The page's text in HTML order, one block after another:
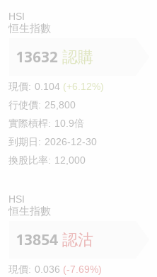
HSI
恒生指數
13632 認購
現價: 0.104 (+6.12%)
行使價: 25,800
實際槓桿: 10.9倍
到期日: 2026-12-30
換股比率: 12,000
HSI
恒生指數
13854 認沽
現價: 0.036 (-7.69%)